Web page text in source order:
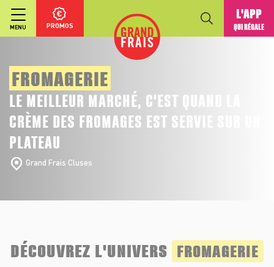
MENU PROMOS
L'APP
QUI RÉGALE
FROMAGERIE
LE MEILLEUR MARCHÉ, C'EST QUAND LA
CRÈME DES FROMAGES EST SERVIE SUR UN
PLATEAU
Grand Frais Cluses
DÉCOUVREZ L'UNIVERS FROMAGERIE